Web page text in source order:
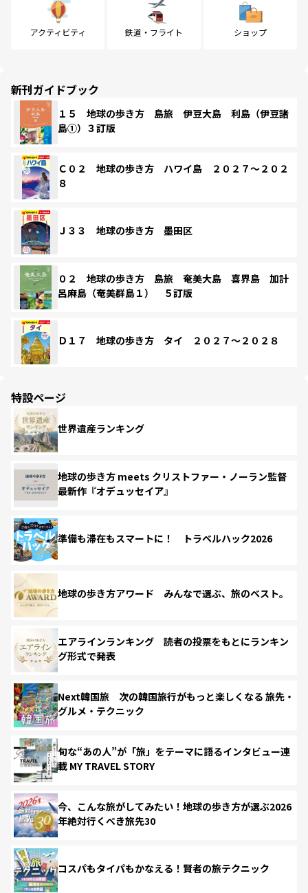
アクティビティ 鉄道・フライト ショップ
新刊ガイドブック
１５ 地球の歩き方 島旅 伊豆大島 利島（伊豆諸
島①）３訂版
Ｃ０２ 地球の歩き方 ハワイ島 ２０２７～２０２
８
Ｊ３３ 地球の歩き方 墨田区
０２ 地球の歩き方 島旅 奄美大島 喜界島 加計
呂麻島（奄美群島１） ５訂版
Ｄ１７ 地球の歩き方 タイ ２０２７～２０２８
特設ページ
世界遺産ランキング
地球の歩き方 meets クリストファー・ノーラン監督
最新作『オデュッセイア』
準備も滞在もスマートに！ トラベルハック2026
地球の歩き方アワード みんなで選ぶ、旅のベスト。
エアラインランキング 読者の投票をもとにランキン
グ形式で発表
Next韓国旅 次の韓国旅行がもっと楽しくなる 旅先・
グルメ・テクニック
旬な“あの人”が「旅」をテーマに語るインタビュー連
載 MY TRAVEL STORY
今、こんな旅がしてみたい！地球の歩き方が選ぶ2026
年絶対行くべき旅先30
コスパもタイパもかなえる！賢者の旅テクニック